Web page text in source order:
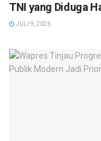
TNI yang Diduga
JULI 9, 2026